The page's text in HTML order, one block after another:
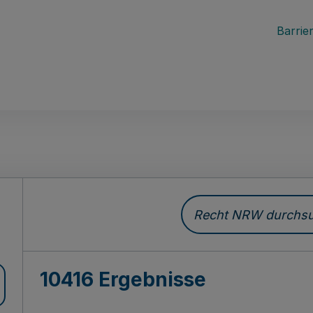
Recht NRW
10416 Ergebnisse